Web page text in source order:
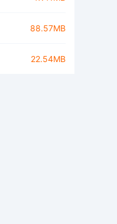
88.57MB
22.54MB